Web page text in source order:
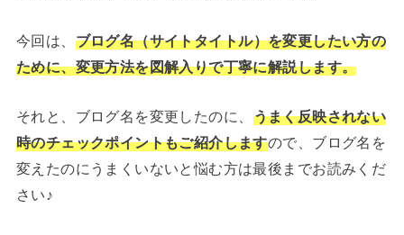
今回は、 ブログ名（サイトタイトル）を変更したい方の
ために、変更方法を図解入りで丁寧に解説します。
それと、ブログ名を変更したのに、 うまく反映されない
時のチェックポイントもご紹介しますので、ブログ名を
変えたのにうまくいないと悩む方は最後までお読みくだ
さい♪